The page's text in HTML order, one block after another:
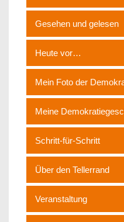
Gesehen und gelesen
Heute vor…
Mein Foto der
Meine
Schritt-für-Schritt
Über den Tellerrand
Veranstaltung